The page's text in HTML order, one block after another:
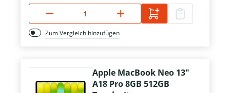
Zum Vergleich hinzufügen
Apple MacBook Neo 13"
A18 Pro 8GB 512GB